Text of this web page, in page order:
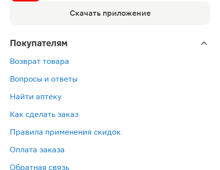
Скачать приложение
Покупателям
Возврат товара
Вопросы и ответы
Найти аптеку
Как сделать заказ
Правила применения скидок
Оплата заказа
Обратная связь